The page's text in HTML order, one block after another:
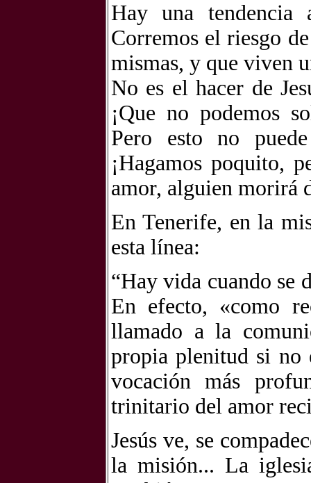
Hay una tendencia
Corremos el riesgo
mismas, y que viven
No es el hacer de
¡Que no podemos
Pero esto no
¡Hagamos poquito,
amor, alguien morirá
En Tenerife, en la
esta línea:
“Hay vida cuando se
En efecto, «como
llamado a la
propia plenitud si no
vocación más
trinitario del amor
Jesús ve, se
la misión... La